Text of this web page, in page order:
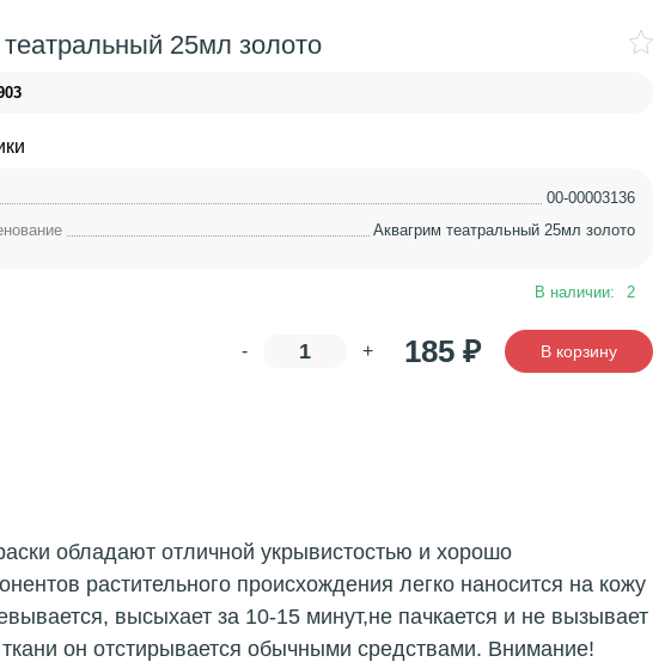
25мл золото
00-00003136
Аквагрим театральный 25мл золото
В наличии: 2
- + 185 ₽ В корзину
обладают отличной укрывистостью и хорошо
растительного происхождения легко наносится на кожу
высыхает за 10-15 минут,не пачкается и не вызывает
он отстирывается обычными средствами. Внимание!